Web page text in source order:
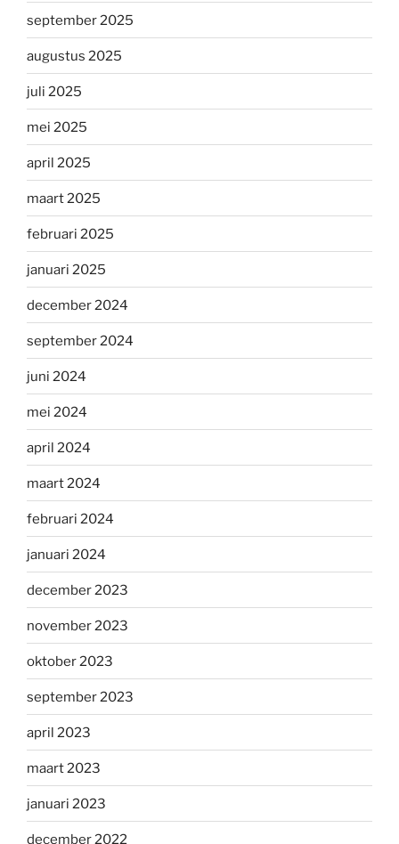
september 2025
augustus 2025
juli 2025
mei 2025
april 2025
maart 2025
februari 2025
januari 2025
december 2024
september 2024
juni 2024
mei 2024
april 2024
maart 2024
februari 2024
januari 2024
december 2023
november 2023
oktober 2023
september 2023
april 2023
maart 2023
januari 2023
december 2022